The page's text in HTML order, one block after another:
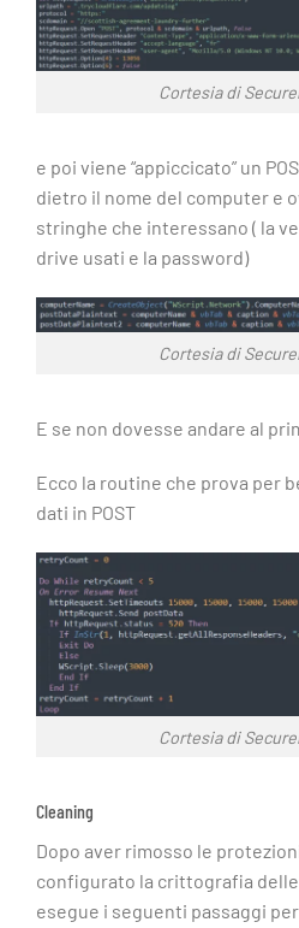
Cortesia di
e poi viene “appiccicato” un
dietro il nome del computer e
stringhe che interessano ( la
drive usati e la password)
Cortesia di
E se non dovesse andare al
Ecco la routine che prova per
dati in POST
Cortesia di
Cleaning
Dopo aver rimosso le
configurato la crittografia
esegue i seguenti passaggi